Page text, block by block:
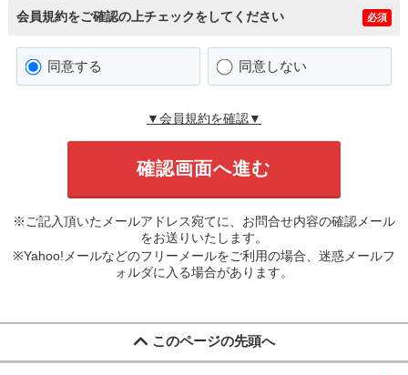
会員規約をご確認の上チェックをしてください 必須
同意する 同意しない
▼会員規約を確認▼
※ご記入頂いたメールアドレス宛てに、お問合せ内容の確認メール
をお送りいたします。
※Yahoo!メールなどのフリーメールをご利用の場合、迷惑メールフ
ォルダに入る場合があります。
このページの先頭へ